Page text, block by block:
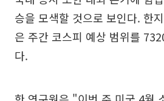
승을 모색할 것으로 보인다. 한
은 주간 코스피 예상 범위를
다.